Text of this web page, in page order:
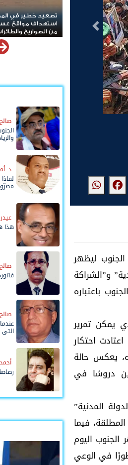
التالى
ليظهر
و”الشراكة
باعتباره
يمكن تمرير
احتكار
يعكس حالة
دروسًا في
المدنية”
فيما
اليوم
في الوعي
الشرقية الحوثيون يعلنون
في حضرموت ومأرب اليمنية بوابل
المسيّرة
د.
هذا